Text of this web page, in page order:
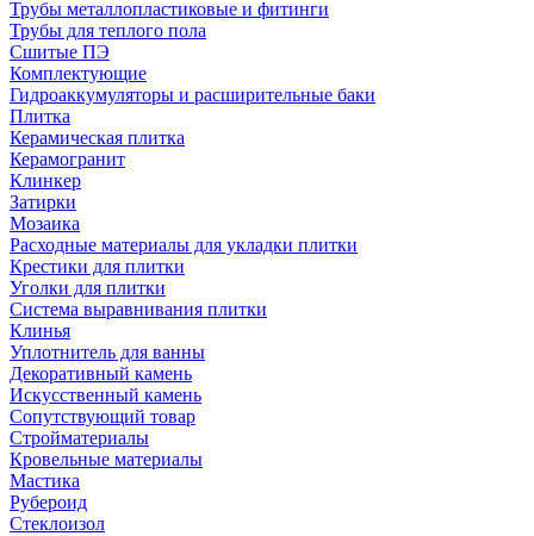
Трубы металлопластиковые и фитинги
Трубы для теплого пола
Сшитые ПЭ
Комплектующие
Гидроаккумуляторы и расширительные баки
Плитка
Керамическая плитка
Керамогранит
Клинкер
Затирки
Мозаика
Расходные материалы для укладки плитки
Крестики для плитки
Уголки для плитки
Система выравнивания плитки
Клинья
Уплотнитель для ванны
Декоративный камень
Искусственный камень
Сопутствующий товар
Стройматериалы
Кровельные материалы
Мастика
Рубероид
Стеклоизол